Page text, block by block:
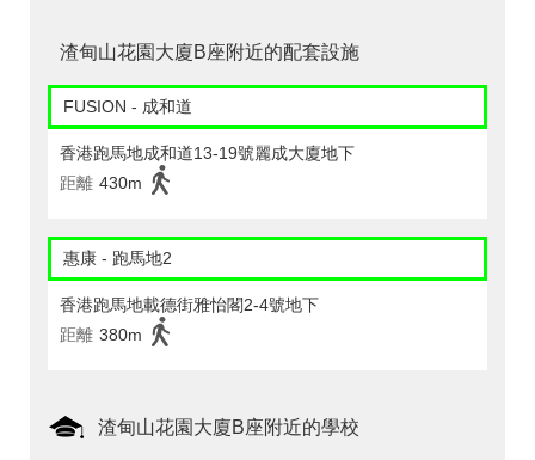
渣甸山花園大廈B座附近的配套設施
FUSION - 成和道
香港跑馬地成和道13-19號麗成大廈地下
距離 430m
惠康 - 跑馬地2
香港跑馬地載德街雅怡閣2-4號地下
距離 380m
渣甸山花園大廈B座附近的學校